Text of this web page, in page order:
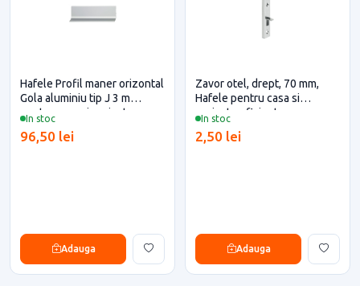
In stoc
Hafele Profil maner orizontal
Gola aluminiu tip J 3 m
pentru casa si proiecte
96,50 lei
Adauga
In stoc
Zavor otel, drept, 70 mm,
Hafele pentru casa si
proiecte eficiente
2,50 lei
Adauga